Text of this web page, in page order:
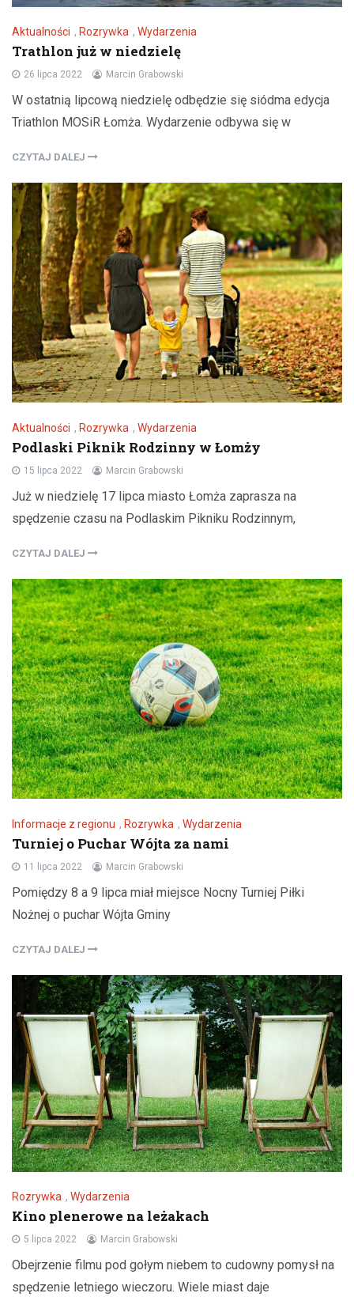
Aktualności , Rozrywka , Wydarzenia
Trathlon już w niedzielę
26 lipca 2022 Marcin Grabowski
W ostatnią lipcową niedzielę odbędzie się siódma edycja
Triathlon MOSiR Łomża. Wydarzenie odbywa się w
CZYTAJ DALEJ
Aktualności , Rozrywka , Wydarzenia
Podlaski Piknik Rodzinny w Łomży
15 lipca 2022 Marcin Grabowski
Już w niedzielę 17 lipca miasto Łomża zaprasza na
spędzenie czasu na Podlaskim Pikniku Rodzinnym,
CZYTAJ DALEJ
Informacje z regionu , Rozrywka , Wydarzenia
Turniej o Puchar Wójta za nami
11 lipca 2022 Marcin Grabowski
Pomiędzy 8 a 9 lipca miał miejsce Nocny Turniej Piłki
Nożnej o puchar Wójta Gminy
CZYTAJ DALEJ
Rozrywka , Wydarzenia
Kino plenerowe na leżakach
5 lipca 2022 Marcin Grabowski
Obejrzenie filmu pod gołym niebem to cudowny pomysł na
spędzenie letniego wieczoru. Wiele miast daje